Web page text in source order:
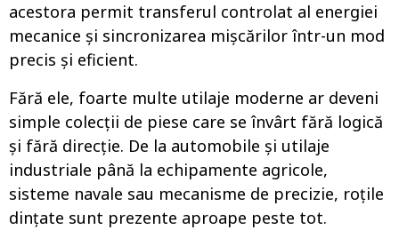
acestora permit transferul controlat al energiei
mecanice și sincronizarea mișcărilor într-un mod
precis și eficient.
Fără ele, foarte multe utilaje moderne ar deveni
simple colecții de piese care se învârt fără logică
și fără direcție. De la automobile și utilaje
industriale până la echipamente agricole,
sisteme navale sau mecanisme de precizie, roțile
dințate sunt prezente aproape peste tot.